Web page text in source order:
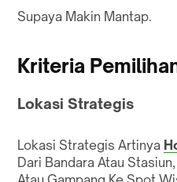
Supaya Makin Mantap.
Kriteria
Lokasi Strategis
Lokasi Strategis Artinya
Dari Bandara Atau